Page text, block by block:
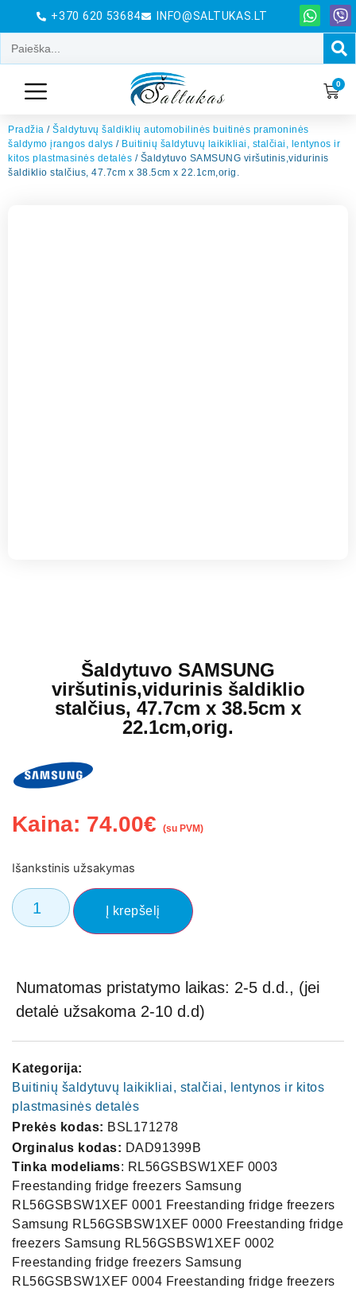
+370 620 53684 INFO@SALTUKAS.LT
0
Pradžia / Šaldytuvų šaldiklių automobilinės buitinės pramoninės
šaldymo įrangos dalys / Buitinių šaldytuvų laikikliai, stalčiai, lentynos ir
kitos plastmasinės detalės / Šaldytuvo SAMSUNG viršutinis,vidurinis
šaldiklio stalčius, 47.7cm x 38.5cm x 22.1cm,orig.
Šaldytuvo SAMSUNG
viršutinis,vidurinis šaldiklio
stalčius, 47.7cm x 38.5cm x
22.1cm,orig.
Kaina: 74.00€ (su PVM)
Išankstinis užsakymas
Į krepšelį
Numatomas pristatymo laikas: 2-5 d.d., (jei
detalė užsakoma 2-10 d.d)
Kategorija:
Buitinių šaldytuvų laikikliai, stalčiai, lentynos ir kitos
plastmasinės detalės
Prekės kodas: BSL171278
Orginalus kodas: DAD91399B
Tinka modeliams: RL56GSBSW1XEF 0003
Freestanding fridge freezers Samsung
RL56GSBSW1XEF 0001 Freestanding fridge freezers
Samsung RL56GSBSW1XEF 0000 Freestanding fridge
freezers Samsung RL56GSBSW1XEF 0002
Freestanding fridge freezers Samsung
RL56GSBSW1XEF 0004 Freestanding fridge freezers